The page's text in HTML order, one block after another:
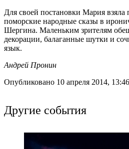
Для своей постановки Мария
поморские народные сказы в
Шергина. Маленьким зрителям
декорации, балаганные шутки и
язык.
Андрей Пронин
Опубликовано 10 апреля 2014, 13:46
Другие события